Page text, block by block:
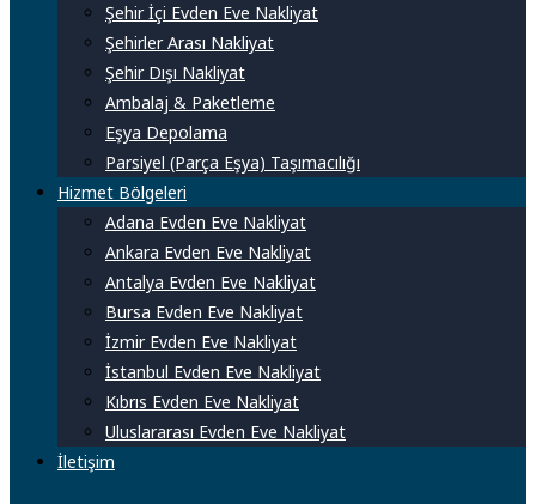
Şehir İçi Evden Eve Nakliyat
Şehirler Arası Nakliyat
Şehir Dışı Nakliyat
Ambalaj & Paketleme
Eşya Depolama
Parsiyel (Parça Eşya) Taşımacılığı
Hizmet Bölgeleri
Adana Evden Eve Nakliyat
Ankara Evden Eve Nakliyat
Antalya Evden Eve Nakliyat
Bursa Evden Eve Nakliyat
İzmir Evden Eve Nakliyat
İstanbul Evden Eve Nakliyat
Kıbrıs Evden Eve Nakliyat
Uluslararası Evden Eve Nakliyat
İletişim